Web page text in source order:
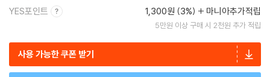
YES포인트 1,300원 (3%) 마니아추가적립
5만원 이상 구매 시 2천원 추가 적립
사용 가능한 쿠폰 받기